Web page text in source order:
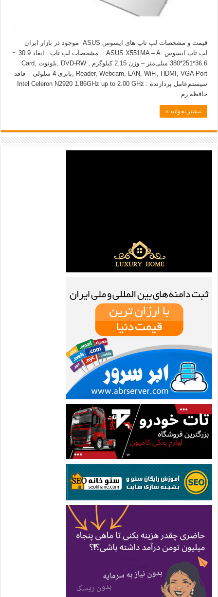
قیمت و مشخصات لپ تاپ های ایسوس ASUS موجود در بازار ایران
لپ تاپ ایسوس ASUS X551MA – A مشخصات لپ تاپ : ابعاد 30.9 ~
36.6*251*380 میلی‌متر – وزن 2.15 کیلوگرم , DVD-RW ,بلوتوث ,Card
Reader, Webcam, LAN, WiFi, HDMI, VGA Port ,باتری 4 سلولی – فاقد
سیستم‌عامل پردازنده : Intel Celeron N2920 1.86GHz up to 2.00 GHz
حافظه رم …
بیشتر بخوانید »